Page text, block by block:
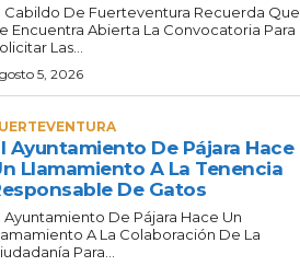
Cabildo De Fuerteventura Recuerda Que
Encuentra Abierta La Convocatoria Para
Las...
5, 2026
Ayuntamiento De Pájara Hace
Llamamiento A La Tenencia
De Gatos
Ayuntamiento De Pájara Hace Un
A La Colaboración De La
Para...